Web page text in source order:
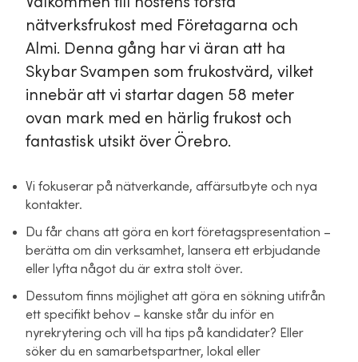
nätverksfrukost med Företagarna och
Almi. Denna gång har vi äran att ha
Skybar Svampen som frukostvärd, vilket
innebär att vi startar dagen 58 meter
ovan mark med en härlig frukost och
fantastisk utsikt över Örebro.
Vi fokuserar på nätverkande, affärsutbyte och nya
kontakter.
Du får chans att göra en kort företagspresentation –
berätta om din verksamhet, lansera ett erbjudande
eller lyfta något du är extra stolt över.
Dessutom finns möjlighet att göra en sökning utifrån
ett specifikt behov – kanske står du inför en
nyrekrytering och vill ha tips på kandidater? Eller
söker du en samarbetspartner, lokal eller